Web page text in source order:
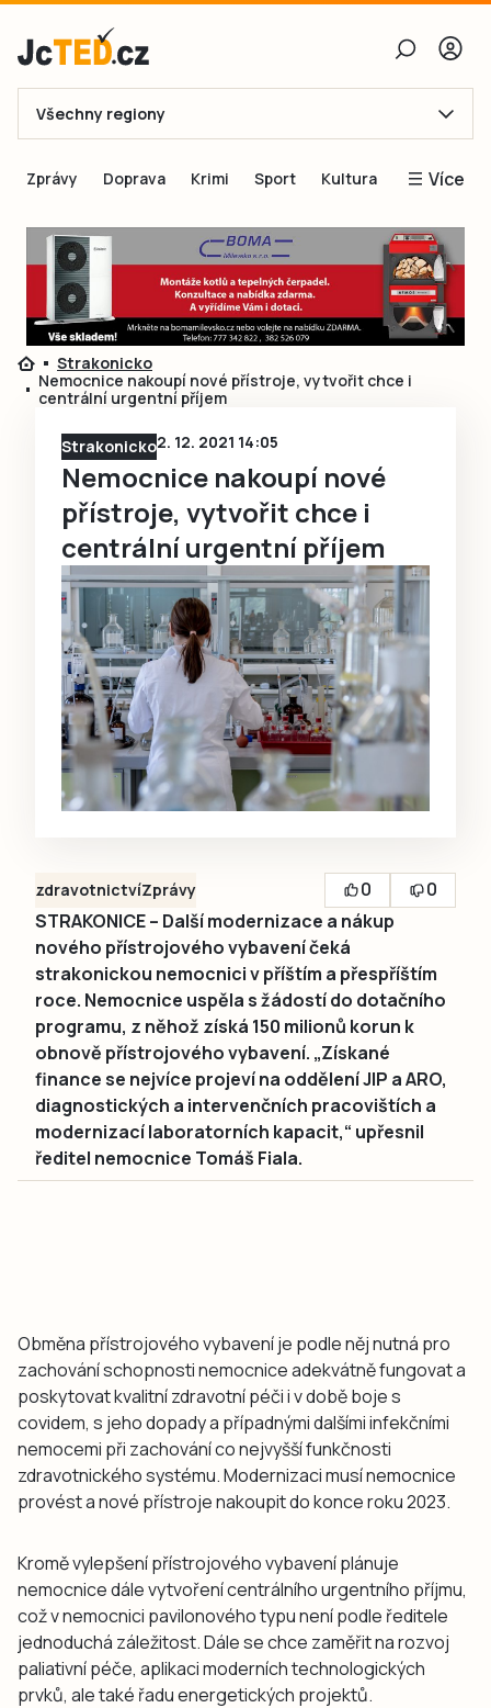
E-mail
Obnovit heslo
Přihlásit se
Přihlásit se přes Facebook
Ještě nemám účet, chci se
Všechny regiony
Zprávy Doprava Krimi Sport Kultura Více
Blogy
Inspirace
Čtenáři píší
Speciální přílohy
Strakonicko
Nemocnice nakoupí nové přístroje, vytvořit chce i
centrální urgentní příjem
Strakonicko2. 12. 2021 14:05
Nemocnice nakoupí nové
přístroje, vytvořit chce i
centrální urgentní příjem
zdravotnictvíZprávy 0
0
STRAKONICE – Další modernizace a nákup
nového přístrojového vybavení čeká
strakonickou nemocnici v příštím a přespříštím
roce. Nemocnice uspěla s žádostí do dotačního
programu, z něhož získá 150 milionů korun k
obnově přístrojového vybavení. „Získané
finance se nejvíce projeví na oddělení JIP a ARO,
diagnostických a intervenčních pracovištích a
modernizací laboratorních kapacit,“ upřesnil
ředitel nemocnice Tomáš Fiala.
Obměna přístrojového vybavení je podle něj nutná pro
zachování schopnosti nemocnice adekvátně fungovat a
poskytovat kvalitní zdravotní péči i v době boje s
covidem, s jeho dopady a případnými dalšími infekčními
nemocemi při zachování co nejvyšší funkčnosti
zdravotnického systému. Modernizaci musí nemocnice
provést a nové přístroje nakoupit do konce roku 2023.
Kromě vylepšení přístrojového vybavení plánuje
nemocnice dále vytvoření centrálního urgentního příjmu,
což v nemocnici pavilonového typu není podle ředitele
jednoduchá záležitost. Dále se chce zaměřit na rozvoj
paliativní péče, aplikaci moderních technologických
prvků, ale také řadu energetických projektů.